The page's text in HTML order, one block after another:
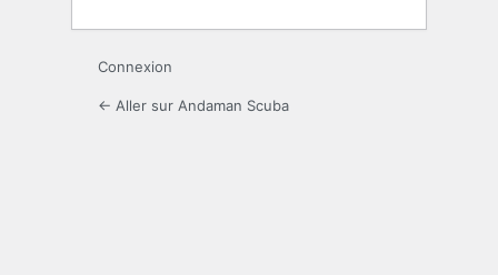
Connexion
← Aller sur Andaman Scuba